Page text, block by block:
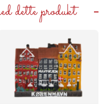
dette produkt